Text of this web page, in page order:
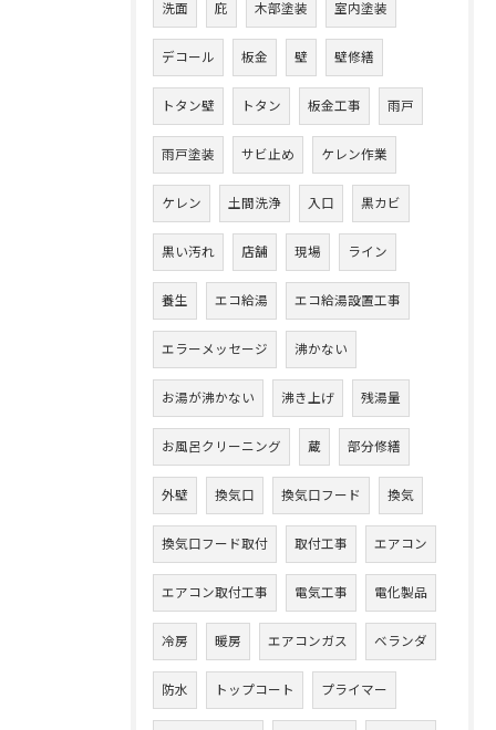
洗面 庇 木部塗装 室内塗装
デコール 板金 壁 壁修繕
トタン壁 トタン 板金工事 雨戸
雨戸塗装 サビ止め ケレン作業
ケレン 土間洗浄 入口 黒カビ
黒い汚れ 店舗 現場 ライン
養生 エコ給湯 エコ給湯設置工事
エラーメッセージ 沸かない
お湯が沸かない 沸き上げ 残湯量
お風呂クリーニング 蔵 部分修繕
外壁 換気口 換気口フード 換気
換気口フード取付 取付工事 エアコン
エアコン取付工事 電気工事 電化製品
冷房 暖房 エアコンガス ベランダ
防水 トップコート プライマー